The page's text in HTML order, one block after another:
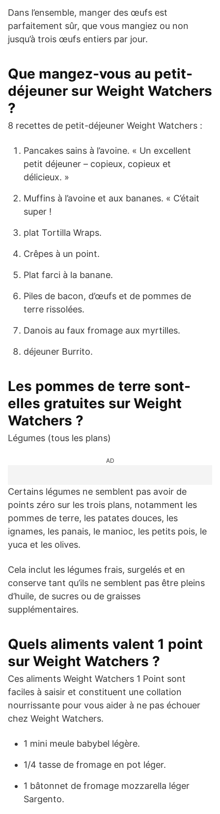
Dans l’ensemble, manger des œufs est
parfaitement sûr, que vous mangiez ou non
jusqu’à trois œufs entiers par jour.
Que mangez-vous au petit-
déjeuner sur Weight Watchers
?
8 recettes de petit-déjeuner Weight Watchers :
Pancakes sains à l’avoine. « Un excellent
petit déjeuner – copieux, copieux et
délicieux. »
Muffins à l’avoine et aux bananes. « C’était
super !
plat Tortilla Wraps.
Crêpes à un point.
Plat farci à la banane.
Piles de bacon, d’œufs et de pommes de
terre rissolées.
Danois au faux fromage aux myrtilles.
déjeuner Burrito.
Les pommes de terre sont-
elles gratuites sur Weight
Watchers ?
Légumes (tous les plans)
AD
Certains légumes ne semblent pas avoir de
points zéro sur les trois plans, notamment les
pommes de terre, les patates douces, les
ignames, les panais, le manioc, les petits pois, le
yuca et les olives.
Cela inclut les légumes frais, surgelés et en
conserve tant qu’ils ne semblent pas être pleins
d’huile, de sucres ou de graisses
supplémentaires.
Quels aliments valent 1 point
sur Weight Watchers ?
Ces aliments Weight Watchers 1 Point sont
faciles à saisir et constituent une collation
nourrissante pour vous aider à ne pas échouer
chez Weight Watchers.
1 mini meule babybel légère.
1/4 tasse de fromage en pot léger.
1 bâtonnet de fromage mozzarella léger
Sargento.